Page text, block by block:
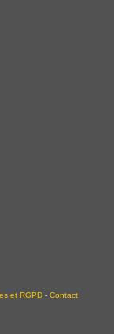
et RGPD - Contact